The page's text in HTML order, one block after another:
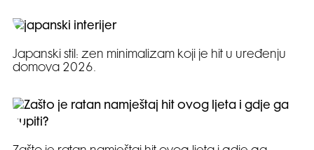
Japanski stil: zen minimalizam koji je hit u uređenju
domova 2026.